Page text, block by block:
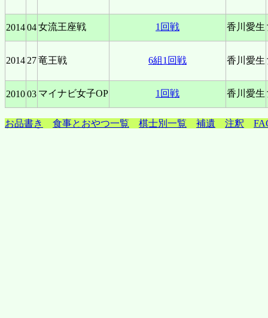
201404女流王座戦 1回戦 香川愛生
201427竜王戦 6組1回戦 香川愛生
201003 マイナビ女子OP 1回戦 香川愛生
お品書き 食事とおやつ一覧 棋士別一覧 補遺 注釈